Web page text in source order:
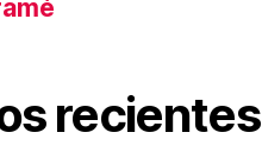
recientes